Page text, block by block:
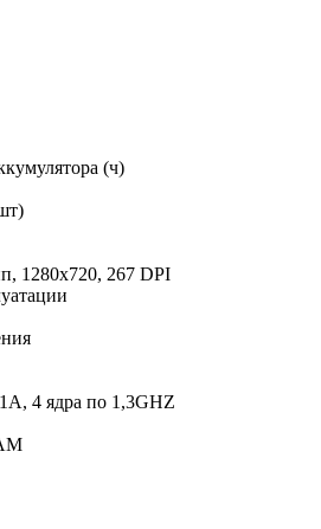
(ч)
1280х720, 267 DPI
4 ядра по 1,3GHZ